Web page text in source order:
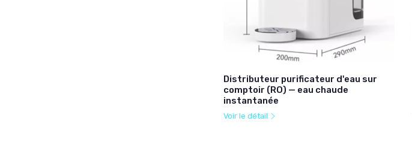
Distributeur purificateur d'eau sur
comptoir (RO) — eau chaude
instantanée
Voir le détail